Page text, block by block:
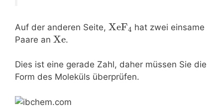
Auf der anderen Seite, XeF4 hat zwei einsame
Paare an Xe.
Dies ist eine gerade Zahl, daher müssen Sie die
Form des Moleküls überprüfen.